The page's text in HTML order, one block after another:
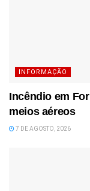
INFORMAÇÃO
Incêndio em
meios aéreos
7 DE AGOSTO, 2026